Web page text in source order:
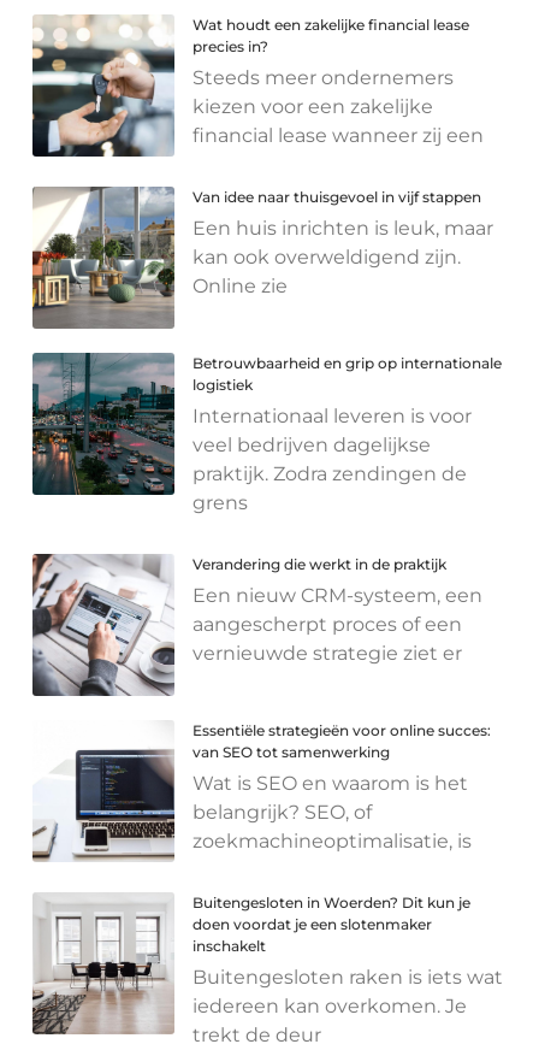
Wat houdt een zakelijke financial lease
precies in?
Steeds meer ondernemers
kiezen voor een zakelijke
financial lease wanneer zij een
Van idee naar thuisgevoel in vijf stappen
Een huis inrichten is leuk, maar
kan ook overweldigend zijn.
Online zie
Betrouwbaarheid en grip op internationale
logistiek
Internationaal leveren is voor
veel bedrijven dagelijkse
praktijk. Zodra zendingen de
grens
Verandering die werkt in de praktijk
Een nieuw CRM-systeem, een
aangescherpt proces of een
vernieuwde strategie ziet er
Essentiële strategieën voor online succes:
van SEO tot samenwerking
Wat is SEO en waarom is het
belangrijk? SEO, of
zoekmachineoptimalisatie, is
Buitengesloten in Woerden? Dit kun je
doen voordat je een slotenmaker
inschakelt
Buitengesloten raken is iets wat
iedereen kan overkomen. Je
trekt de deur